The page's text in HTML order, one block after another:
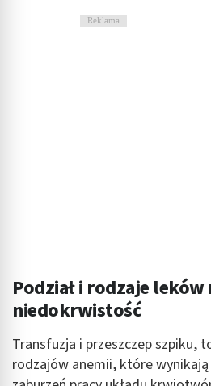
Reklama
Podział i rodzaje leków
niedokrwistość
Transfuzja i przeszczep szpiku,
rodzajów anemii, które wynikają